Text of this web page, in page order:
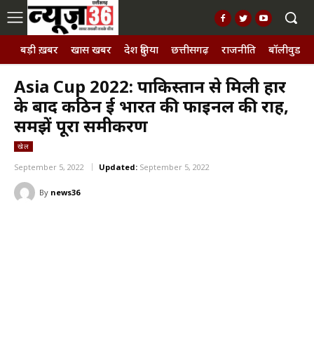
बड़ी ख़बर खास खबर देश दुनिया छत्तीसगढ़ राजनीति बॉलीवुड,
Asia Cup 2022: पाकिस्तान से मिली हार
के बाद कठिन हुई भारत की फाइनल की राह,
समझें पूरा समीकरण
खेल
September 5, 2022 Updated: September 5, 2022
By news36